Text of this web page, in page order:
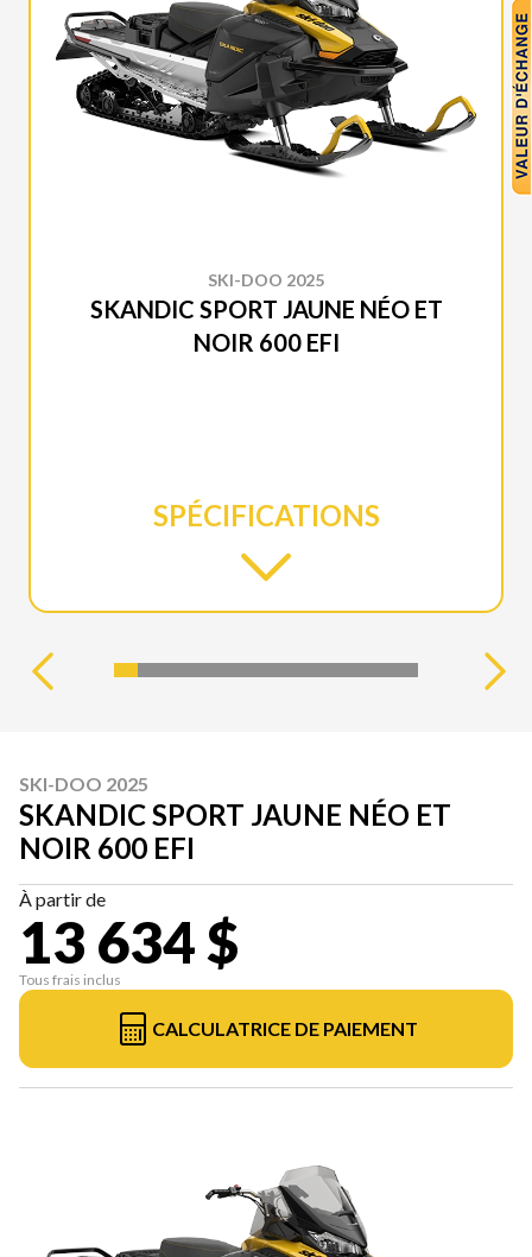
SKI-DOO 2025
SKANDIC SPORT JAUNE NÉO ET
NOIR 600 EFI
SPÉCIFICATIONS
SKI-DOO 2025
SKANDIC SPORT JAUNE NÉO ET
NOIR 600 EFI
À partir de
13 634 $
Tous frais inclus
CALCULATRICE DE PAIEMENT